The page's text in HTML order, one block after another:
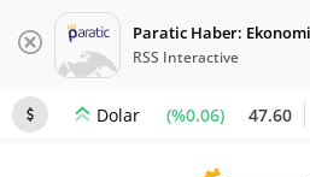
Paratic Haber:
RSS Interactive
Dolar (%0.06) 47.60